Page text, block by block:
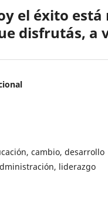
el éxito
disfrutás, a
cambio, desarrollo
liderazgo